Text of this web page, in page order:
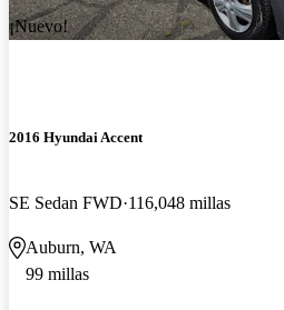
¡Nuevo!
2016 Hyundai Accent
SE Sedan FWD 116,048 millas
Auburn, WA
99 millas